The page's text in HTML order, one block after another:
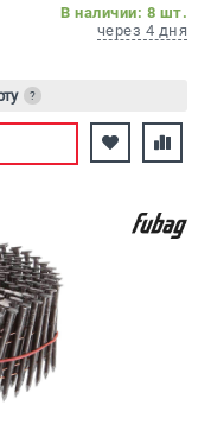
В наличии: 8 шт.
через 4 дня
?